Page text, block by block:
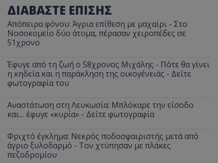
ΔΙΑΒΑΣΤΕ ΕΠΙΣΗΣ
Απόπειρα φόνου: Άγρια επίθεση με μαχαίρι - Στο
Νοσοκομείο δύο άτομα, πέρασαν χειροπέδες σε
51χρονο
Έφυγε από τη ζωή ο 58χρονος Μιχάλης - Πότε θα γίνει
η κηδεία και η παράκληση της οικογένειάς - Δείτε
φωτογραφία του
Αναστάτωση στη Λευκωσία: Μπλόκαρε την είσοδο
και… έφυγε «κυρία» - Δείτε φωτογραφία
Φριχτό έγκλημα: Νεκρός ποδοσφαιριστής μετά από
άγριο ξυλοδαρμό - Τον χτύπησαν με πλάκες
πεζοδρομίου